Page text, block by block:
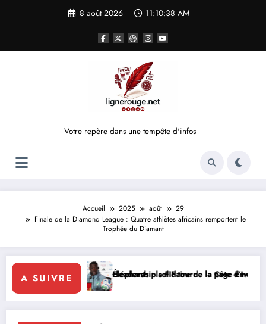
8 août 2026 11:10:38 AM
Votre repère dans une tempête d'infos
Accueil 2025 août
29
Finale de la Diamond League : Quatre athlètes africains remportent le
Trophée du Diamant
A SUIVRE
le leadership solidaire de la Côte d’Ivoire en Afrique
Éléphants : la FIF tourne la page Emerse Faé